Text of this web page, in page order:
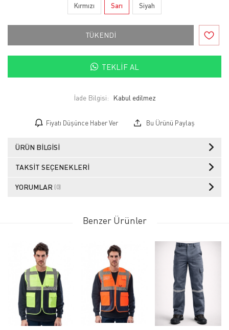
Kırmızı Sarı Siyah
TÜKENDİ
TEKLIF AL
İade Bilgisi:
Fiyatı Düşünce Haber Ver Bu Ürünü Paylaş
ÜRÜN BILGISI
TAKSIT SEÇENEKLERI
YORUMLAR (0)
Benzer Ürünler